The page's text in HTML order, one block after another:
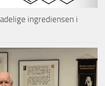
ingrediensen i